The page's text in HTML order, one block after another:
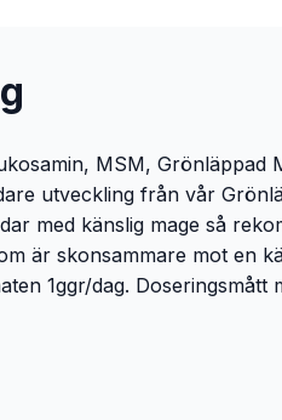
MSM, Grönläppad
utveckling från vår
med känslig mage så
är skonsammare mot en
1ggr/dag. Doseringsmått